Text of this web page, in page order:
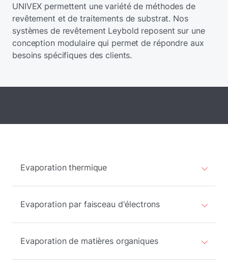
UNIVEX permettent une variété de méthodes de
revêtement et de traitements de substrat. Nos
systèmes de revêtement Leybold reposent sur une
conception modulaire qui permet de répondre aux
besoins spécifiques des clients.
Evaporation thermique
Evaporation par faisceau d'électrons
Evaporation de matières organiques